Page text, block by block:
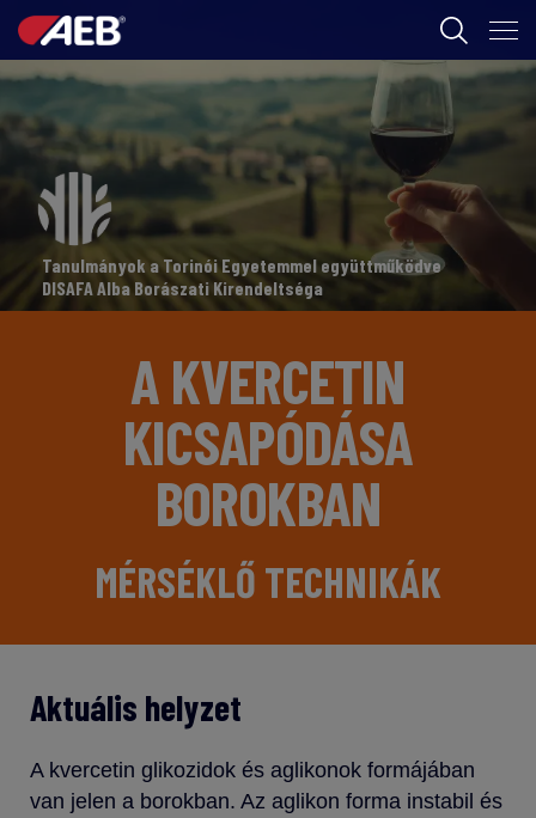
AEB
BORÁSZAT
FOOD
AEB ACADEMY
Tanulmányok a Torinói Egyetemmel együttműködve
DISAFA Alba Borászati Kirendeltséga
A KVERCETIN
KICSAPÓDÁSA
BOROKBAN
MÉRSÉKLŐ TECHNIKÁK
Aktuális helyzet
A kvercetin glikozidok és aglikonok formájában
van jelen a borokban. Az aglikon forma instabil és